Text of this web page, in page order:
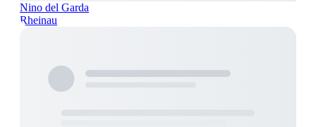
Nino del Garda
Rheinau